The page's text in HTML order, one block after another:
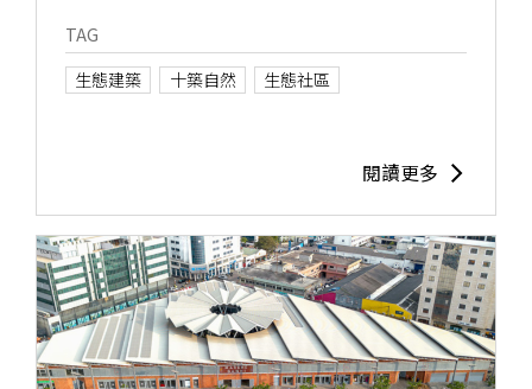
TAG
生態建築
十築自然 生態社區
閱讀更多